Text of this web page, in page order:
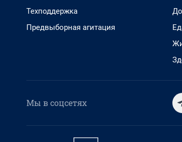
Техподдержка
Предвыборная агитация
Мы в соцсетях